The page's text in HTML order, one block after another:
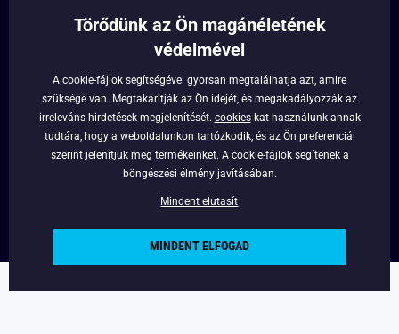
KAPCSOLAT
info@legyferfi.hu
FONTOS INFORMÁCIÓK
RÓLUNK
Törődünk az Ön magánéletének
védelmével
A cookie-fájlok segítségével gyorsan megtalálhatja azt, amire
szüksége van. Megtakarítják az Ön idejét, és megakadályozzák az
irreleváns hirdetések megjelenítését. cookies-kat használunk annak
tudtára, hogy a weboldalunkon tartózkodik, és az Ön preferenciái
szerint jelenítjük meg termékeinket. A cookie-fájlok segítenek a
böngészési élmény javításában.
Mindent elutasít
MINDENT ELFOGAD